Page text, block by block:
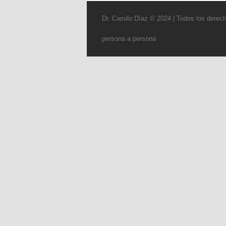
Dr. Camilo Díaz © 2024 | Todos los
persona a persona